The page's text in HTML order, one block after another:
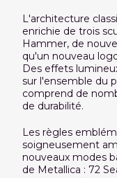
L'architecture
enrichie de trois
Hammer, de
qu'un nouveau
Des effets
sur l'ensemble du
comprend de
de durabilité.
Les règles
soigneusement
nouveaux modes
de Metallica : 72